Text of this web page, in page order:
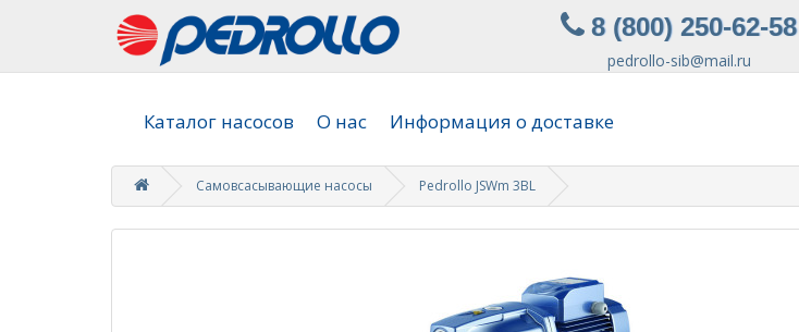
8 (800) 250-62-58
pedrollo-sib@mail.ru
Каталог насосов О нас Информация о доставке
Самовсасывающие насосы Pedrollo JSWm 3BL